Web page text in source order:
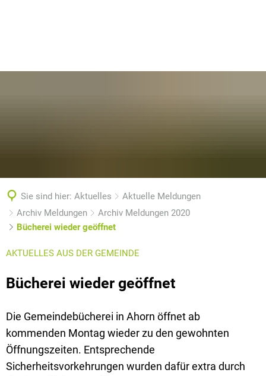
Sie sind hier: Aktuelles
Aktuelle Meldungen
Archiv Meldungen
Archiv Meldungen 2020
Bücherei wieder geöffnet
AKTUELLES AUS DER GEMEINDE
Bücherei wieder geöffnet
Die Gemeindebücherei in Ahorn öffnet ab
kommenden Montag wieder zu den gewohnten
Öffnungszeiten. Entsprechende
Sicherheitsvorkehrungen wurden dafür extra durch